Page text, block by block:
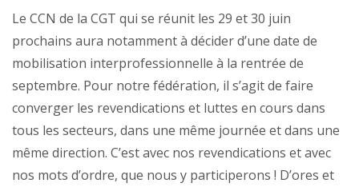
Le CCN de la CGT qui se réunit les 29 et 30 juin
prochains aura notamment à décider d’une date de
mobilisation interprofessionnelle à la rentrée de
septembre. Pour notre fédération, il s’agit de faire
converger les revendications et luttes en cours dans
tous les secteurs, dans une même journée et dans une
même direction. C’est avec nos revendications et avec
nos mots d’ordre, que nous y participerons ! D’ores et